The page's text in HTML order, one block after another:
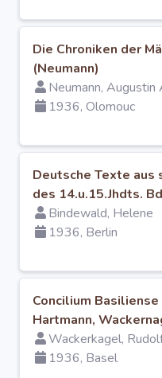
Autoři
Die Chroniken der
(Neumann)
Neumann, Augustin
1936, Olomouc
Deutsche Texte aus
des 14.u.15.Jhdts.
Bindewald, Helene
1936, Berlin
Concilium Basiliense
Hartmann,
Wackerkagel,
1936, Basel